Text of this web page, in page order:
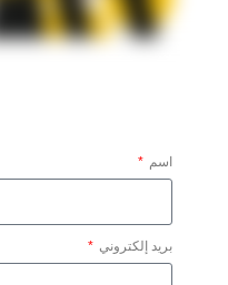
اسم
بريد إلكتروني